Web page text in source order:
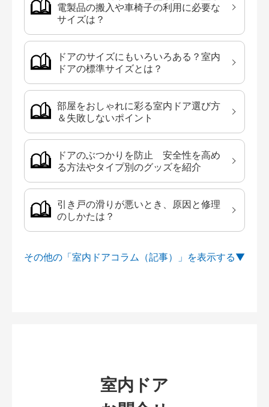
電製品の搬入や車椅子の利用に必要な
サイズは？
ドアのサイズにもいろいろある？室内
ドアの標準サイズとは？
部屋をおしゃれに彩る室内ドア選び方
＆失敗しないポイント
ドアのぶつかりを防止 安全性を高め
る方法やタイプ別のグッズを紹介
引き戸の滑りが悪いとき、原因と修理
のしかたは？
その他の「室内ドアコラム（記事）」を
室内ドア